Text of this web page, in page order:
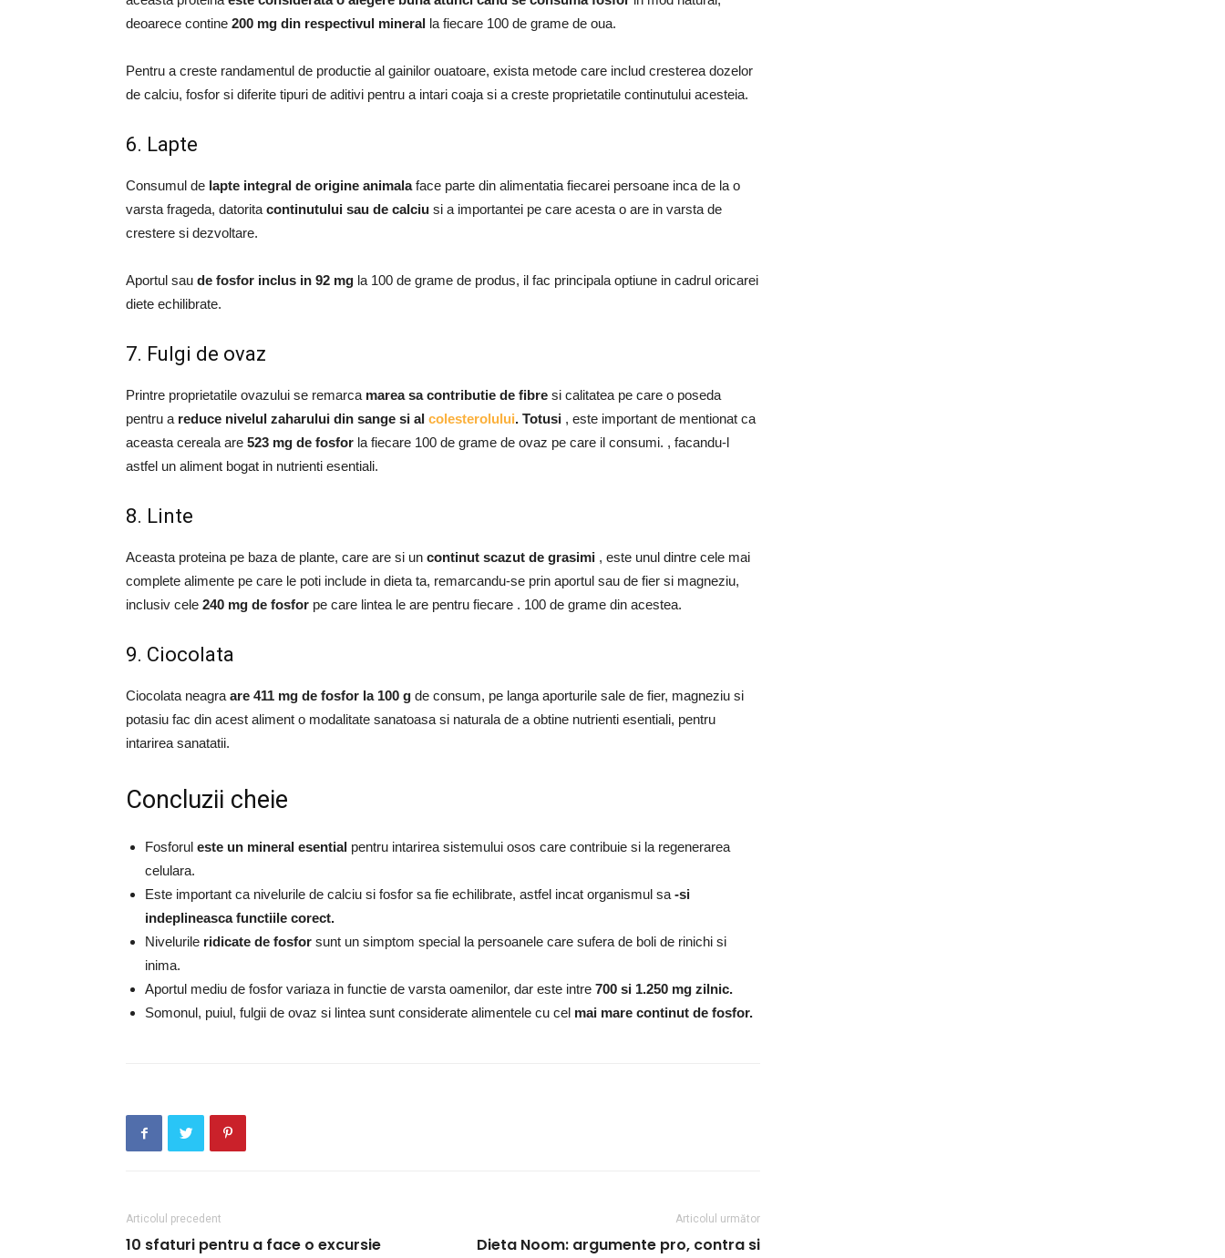
deoarece contine 200 mg din respectivul mineral la fiecare 100 de grame de oua.
Pentru a creste randamentul de productie al gainilor ouatoare, exista metode care includ cresterea dozelor
de calciu, fosfor si diferite tipuri de aditivi pentru a intari coaja si a creste proprietatile continutului acesteia.
6. Lapte
Consumul de lapte integral de origine animalaface parte din alimentatia fiecarei persoane inca de la o
varsta frageda, datorita continutului sau de calciu si a importantei pe care acesta o are in varsta de
crestere si dezvoltare.
Aportul sau de fosfor inclus in 92 mg la 100 de grame de produs, il fac principala optiune in cadrul oricarei
diete echilibrate.
7. Fulgi de ovaz
Printre proprietatile ovazului se remarca marea sa contributie de fibre si calitatea pe care o poseda
pentru a reduce nivelul zaharului din sange si al colesterolului. Totusi , este important de mentionat ca
aceasta cereala are 523 mg de fosfor la fiecare 100 de grame de ovaz pe care il consumi. , facandu-l
astfel un aliment bogat in nutrienti esentiali.
8. Linte
Aceasta proteina pe baza de plante, care are si un continut scazut de grasimi , este unul dintre cele mai
complete alimente pe care le poti include in dieta ta, remarcandu-se prin aportul sau de fier si magneziu,
inclusiv cele 240 mg de fosfor pe care lintea le are pentru fiecare . 100 de grame din acestea.
9. Ciocolata
Ciocolata neagra are 411 mg de fosfor la 100 g de consum, pe langa aporturile sale de fier, magneziu si
potasiu fac din acest aliment o modalitate sanatoasa si naturala de a obtine nutrienti esentiali, pentru
intarirea sanatatii.
Concluzii cheie
Fosforul este un mineral esential pentru intarirea sistemului osos care contribuie si la regenerarea
celulara.
Este important ca nivelurile de calciu si fosfor sa fie echilibrate, astfel incat organismul sa -si
indeplineascafunctiile corect.
Nivelurile ridicate de fosfor sunt un simptom special la persoanele care sufera de boli de rinichi si
inima.
Aportul mediu de fosfor variaza in functie de varsta oamenilor, dar este intre 700 si 1.250 mg zilnic.
Somonul, puiul, fulgii de ovaz si lintea sunt considerate alimentele cu cel mai mare continut de fosfor.
Articolul precedent
10 sfaturi pentru a face o excursie
Articolul următor
Dieta Noom: argumente pro, contra si